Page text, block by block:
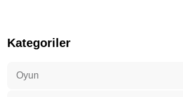
Kategoriler
Oyun